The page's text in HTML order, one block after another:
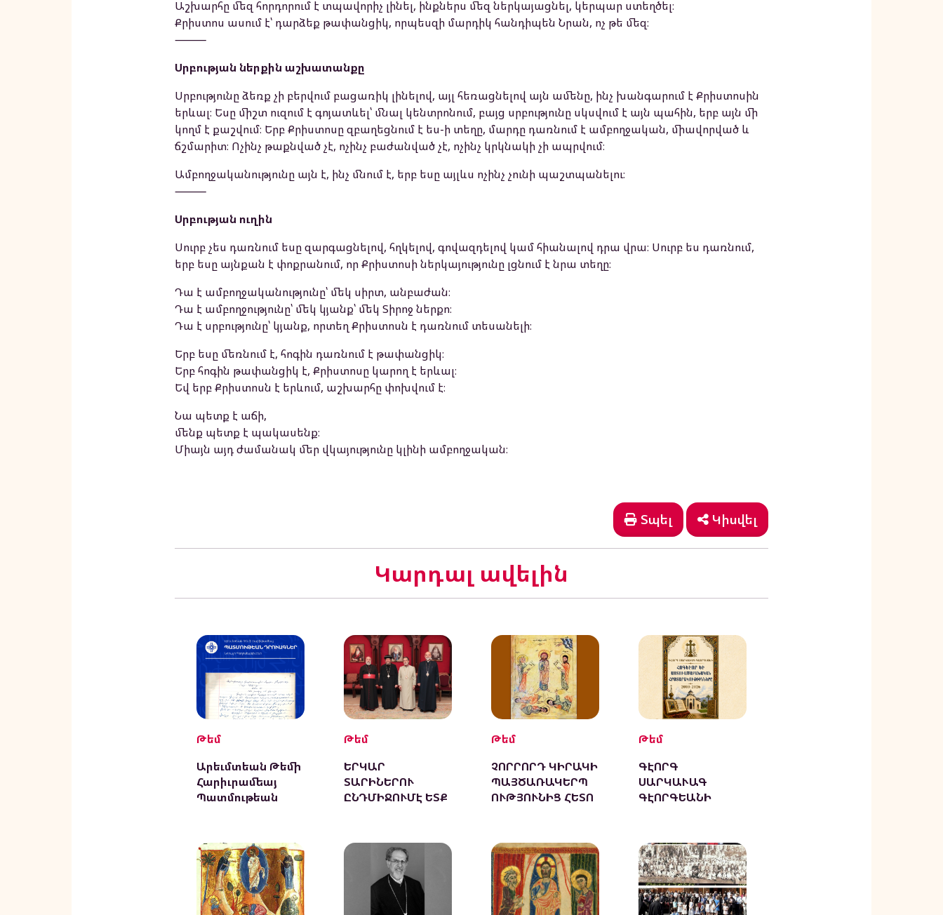
Աշխարհը մեզ հորդորում է տպավորիչ լինել, ինքներս մեզ ներկայացնել, կերպար ստեղծել։
Քրիստոս ասում է՝ դարձեք թափանցիկ, որպեսզի մարդիկ հանդիպեն Նրան, ոչ թե մեզ։
⸻
Սրբության ներքին աշխատանքը
Սրբությունը ձեռք չի բերվում բացառիկ լինելով, այլ հեռացնելով այն ամենը, ինչ խանգարում է Քրիստոսին
երևալ։ Եսը միշտ ուզում է գոյատևել՝ մնալ կենտրոնում, բայց սրբությունը սկսվում է այն պահին, երբ այն մի
կողմ է քաշվում։ Երբ Քրիստոսը զբաղեցնում է ես-ի տեղը, մարդը դառնում է ամբողջական, միավորված և
ճշմարիտ։ Ոչինչ թաքնված չէ, ոչինչ բաժանված չէ, ոչինչ կրկնակի չի ապրվում։
Ամբողջականությունը այն է, ինչ մնում է, երբ եսը այլևս ոչինչ չունի պաշտպանելու։
⸻
Սրբության ուղին
Սուրբ չես դառնում եսը զարգացնելով, հղկելով, գովազդելով կամ հիանալով դրա վրա։ Սուրբ ես դառնում,
երբ եսը այնքան է փոքրանում, որ Քրիստոսի ներկայությունը լցնում է նրա տեղը։
Դա է ամբողջականությունը՝ մեկ սիրտ, անբաժան։
Դա է ամբողջությունը՝ մեկ կյանք՝ մեկ Տիրոջ ներքո։
Դա է սրբությունը՝ կյանք, որտեղ Քրիստոսն է դառնում տեսանելի։
Երբ եսը մեռնում է, հոգին դառնում է թափանցիկ։
Երբ հոգին թափանցիկ է, Քրիստոսը կարող է երևալ։
Եվ երբ Քրիստոսն է երևում, աշխարհը փոխվում է։
Նա պետք է աճի,
մենք պետք է պակասենք։
Միայն այդ ժամանակ մեր վկայությունը կլինի ամբողջական։
Տպել Կիսվել
Կարդալ ավելին
Թեմ
Արեւմտեան Թեմի
Հարիւրամեայ
Պատմութեան
Պօղոսեանի Հետ
Թեմ
ԵՐԿԱՐ
ՏԱՐԻՆԵՐՈՒ
ԸՆԴՄԻՋՈՒՄԷ ԵՏՔ
ՈՒՂՂԱՓԱՌ
ԵԿԵՂԵՑԻՆԵՐՈՒ
ԱՌԱՋՆՈՐԴՆԵՐՈՒ
ԺՈՂՈՎԸ
Թեմ
ՉՈՐՐՈՐԴ ԿԻՐԱԿԻ
ՊԱՅԾԱՌԱԿԵՐՊ
ՈՒԹՅՈՒՆԻՑ ՀԵՏՈ
Թեմ
ԳԷՈՐԳ
ՍԱՐԿԱՒԱԳ
ԳԷՈՐԳԵԱՆԻ
ԿԱՆ
ՀՐԱՏԱՐԱԿՈՒԹԻՒ
ՆՆԵՐԸ